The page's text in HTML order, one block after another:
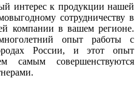
интерес к продукции нашей
сотрудничеству в
компании в вашем регионе.
опыт работы с
России, и этот опыт
самым совершенствуются